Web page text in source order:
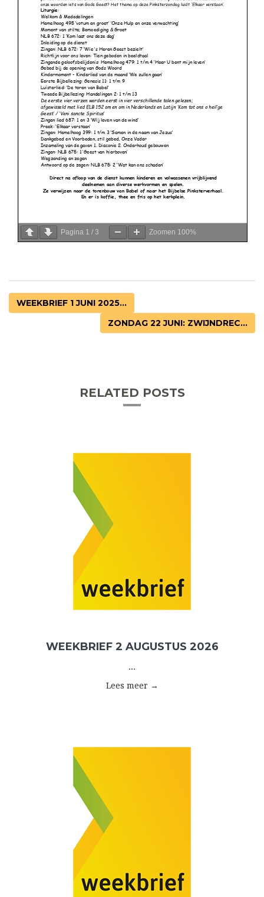
Pagina 1 / 3 Zoomen 100%
WEEKBRIEF 1 JUNI 2025...
ZONDAG 22 JUNI: ZWIJNDREC...
RELATED POSTS
WEEKBRIEF 2 AUGUSTUS 2026
...
Lees meer →